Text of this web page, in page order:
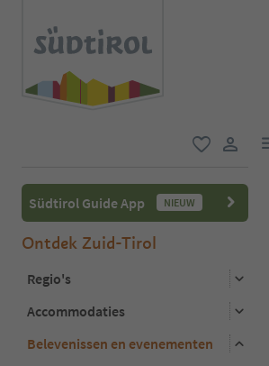
Südtirol Guide App NIEUW
Ontdek Zuid-Tirol
Regio's
Accommodaties
Belevenissen en evenementen